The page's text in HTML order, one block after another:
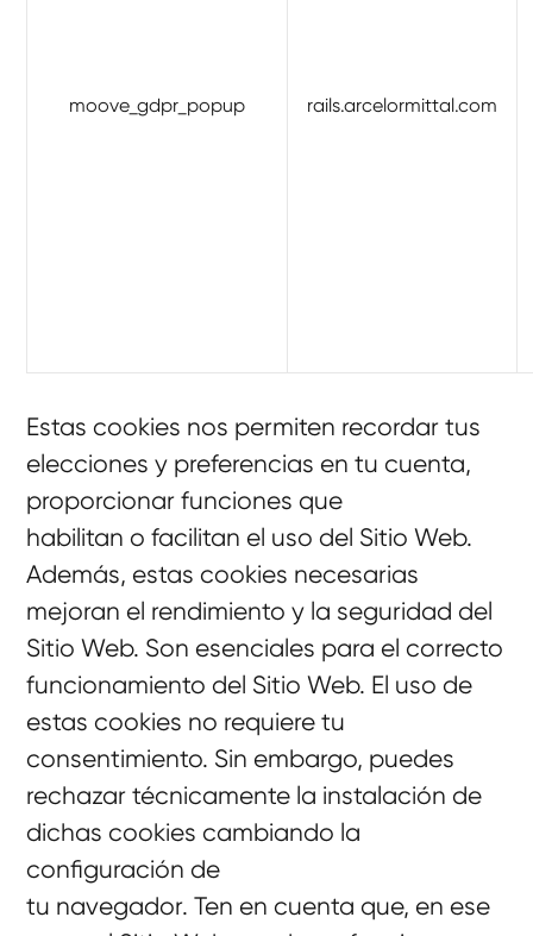
moove_gdpr_popup rails.arcelormittal.com
Estas cookies nos permiten recordar tus
elecciones y preferencias en tu cuenta,
proporcionar funciones que
habilitan o facilitan el uso del Sitio Web.
Además, estas cookies necesarias
mejoran el rendimiento y la seguridad del
Sitio Web. Son esenciales para el correcto
funcionamiento del Sitio Web. El uso de
estas cookies no requiere tu
consentimiento. Sin embargo, puedes
rechazar técnicamente la instalación de
dichas cookies cambiando la
configuración de
tu navegador. Ten en cuenta que, en ese